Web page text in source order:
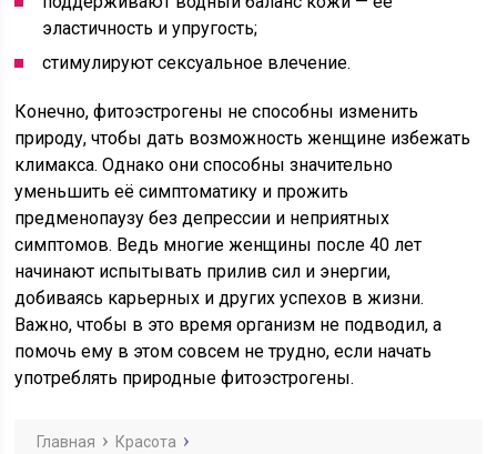
эластичность и упругость;
стимулируют сексуальное влечение.
Конечно, фитоэстрогены не способны изменить
природу, чтобы дать возможность женщине избежать
климакса. Однако они способны значительно
уменьшить её симптоматику и прожить
предменопаузу без депрессии и неприятных
симптомов. Ведь многие женщины после 40 лет
начинают испытывать прилив сил и энергии,
добиваясь карьерных и других успехов в жизни.
Важно, чтобы в это время организм не подводил, а
помочь ему в этом совсем не трудно, если начать
употреблять природные фитоэстрогены.
Главная Красота